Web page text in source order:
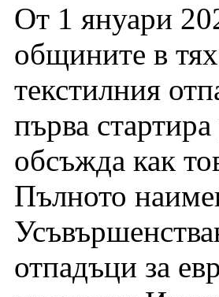
От 1 януари
общините в
текстилния
първа
обсъжда как
Пълното
отпадъци за